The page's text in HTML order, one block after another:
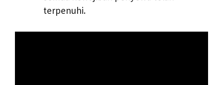
terpenuhi.